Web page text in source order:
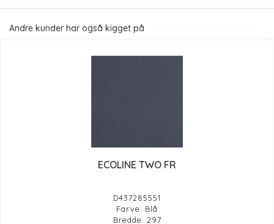
Andre kunder har også kigget på
ECOLINE TWO FR
D437285551
Farve: Blå
Bredde: 297